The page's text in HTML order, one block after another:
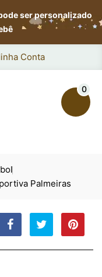
ser personalizado
Conta
0
Palmeiras